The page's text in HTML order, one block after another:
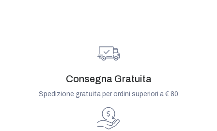
Consegna Gratuita
Spedizione gratuita per ordini superiori a € 80